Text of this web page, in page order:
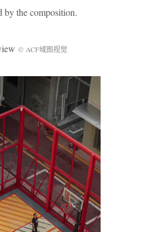
by the composition.
© ACF域图视觉